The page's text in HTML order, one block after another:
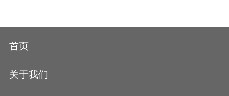
首页
关于我们